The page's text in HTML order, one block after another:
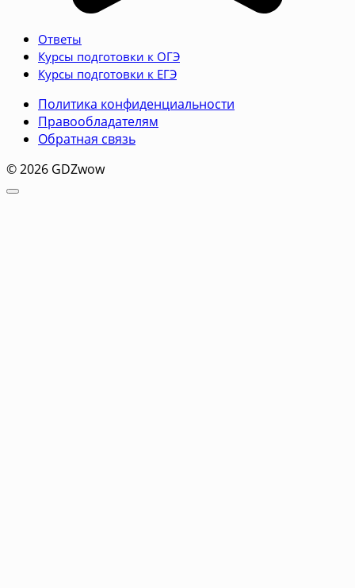
Ответы
Курсы подготовки к ОГЭ
Курсы подготовки к ЕГЭ
Политика конфиденциальности
Правообладателям
Обратная связь
© 2026 GDZwow